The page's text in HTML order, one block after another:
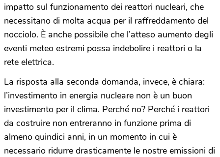
impatto sul funzionamento dei reattori nucleari, che
necessitano di molta acqua per il raffreddamento del
nocciolo. È anche possibile che l’atteso aumento degli
eventi meteo estremi possa indebolire i reattori o la
rete elettrica.
La risposta alla seconda domanda, invece, è chiara:
l’investimento in energia nucleare non è un buon
investimento per il clima. Perché no? Perché i reattori
da costruire non entreranno in funzione prima di
almeno quindici anni, in un momento in cui è
necessario ridurre drasticamente le nostre emissioni di